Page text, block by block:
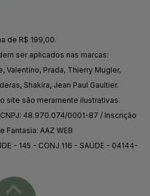
de R$ 199,00.
ser aplicados nas marcas:
Valentino, Prada, Thierry Mugler,
Shakira, Jean Paul Gaultier.
site são meramente ilustrativas.
CNPJ: 48.970.074/0001-87 / Inscrição
Fantasia: AAZ WEB
- 145 - CONJ 116 - SAÚDE - 04144-